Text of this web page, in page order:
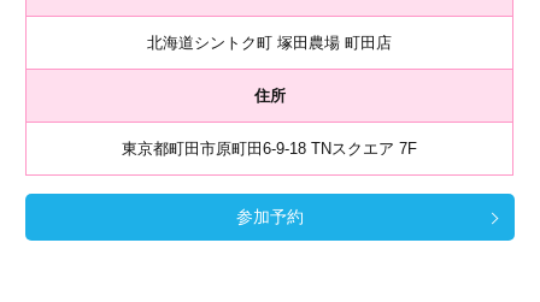
北海道シントク町 塚田農場 町田店
住所
東京都町田市原町田6-9-18 TNスクエア 7F
参加予約